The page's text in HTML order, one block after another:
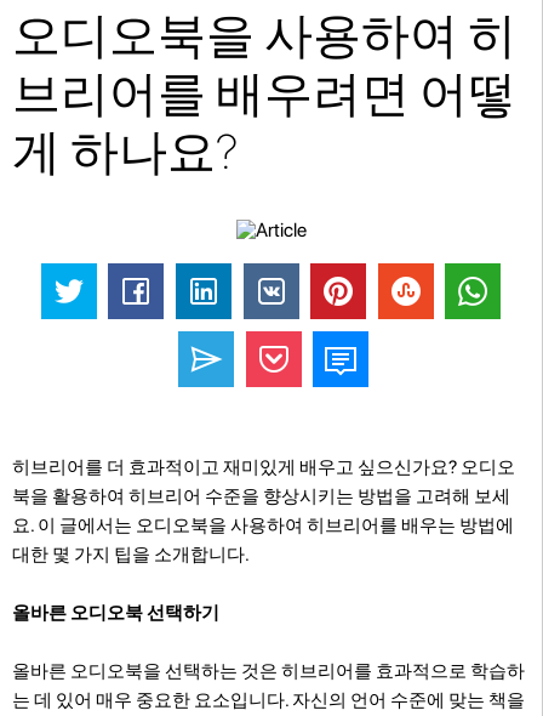
오디오북을 사용하여 히
브리어를 배우려면 어떻
게 하나요?
히브리어를 더 효과적이고 재미있게 배우고 싶으신가요? 오디오
북을 활용하여 히브리어 수준을 향상시키는 방법을 고려해 보세
요. 이 글에서는 오디오북을 사용하여 히브리어를 배우는 방법에
대한 몇 가지 팁을 소개합니다.
올바른 오디오북 선택하기
올바른 오디오북을 선택하는 것은 히브리어를 효과적으로 학습하
는 데 있어 매우 중요한 요소입니다. 자신의 언어 수준에 맞는 책을